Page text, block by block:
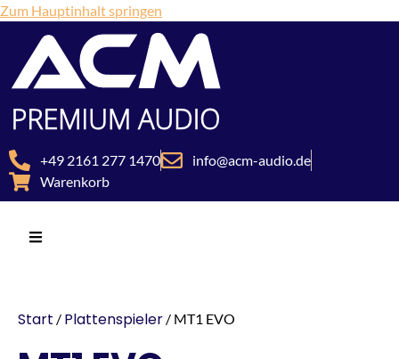
Zum Hauptinhalt springen
+49 2161 277 1470
info@acm-audio.de
Warenkorb
Start / Plattenspieler / MT1 EVO